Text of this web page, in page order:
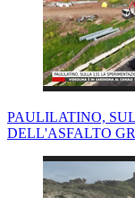
PAULILATINO,
DELL'ASFALTO